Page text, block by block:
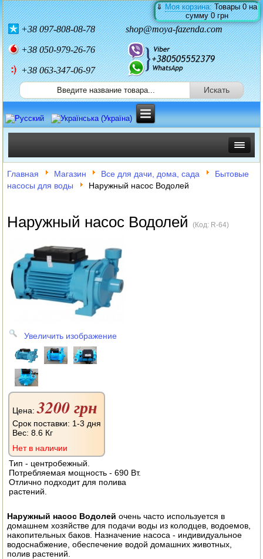
⇓Моя корзина:Товары0на
сумму0 грн
+38097-808-08-78 shop@moya-fazenda.com
+38050-979-26-76
+38 063-347-06-97
ИНКУБАТОРЫ
ЗЕРНОДРОБИЛКИ
КОРМОРЕЗКИ
СОЛОМОРЕЗКИ
АВТОКЛАВЫ
ДЛЯ ОГОРОДА
НАВЕСНОЕ ДЛЯ МОТОБЛОКОВ
СЕПАРАТОРЫ И МАСЛОБОЙКИ
СЫРОВАРНИ
ШИНКОВКИ
ДЛЯ ДОМА И САДА
ДРОВОКОЛЫ
ГАЗОВЫЕ БАЛЛОНЫ
НАСТОЛЬНЫЕ ПЛИТЫ
ЭЛЕКТРО И БЕНЗО ИНСТРУМЕНТ
Главная Магазин Все для дачи, дома, сада
Бытовые
насосы для воды
Наружный насос Водолей
Наружный насос Водолей(Код: R-64)
Увеличить изображение
Цена:3200 грн
Срок поставки: 1-3 дня
Вес:8.6 Кг
Нет в наличии
Тип - центробежный.
Потребляемая мощность - 690 Вт.
Отлично подходит для полива
растений.
Наружный насос Водолей очень часто используется в
домашнем хозяйстве для подачи воды из колодцев, водоемов,
накопительных баков. Назначение насоса - индивидуальное
водоснабжение, обеспечение водой домашних животных,
полив растений.